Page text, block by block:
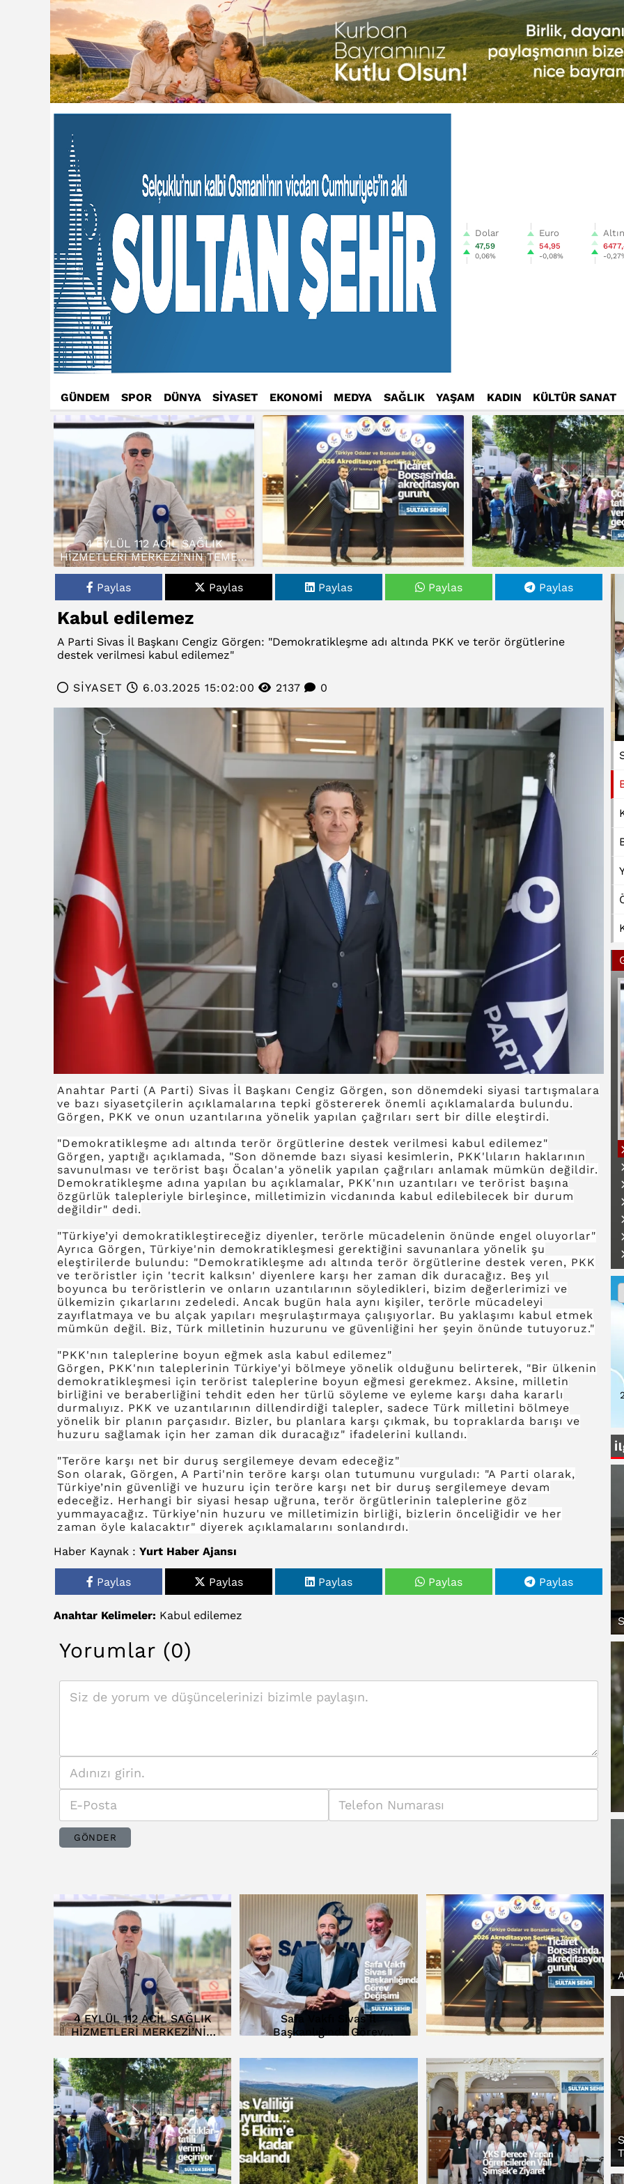
Dolar
47,59
0,06%
Euro
54,95
-0,08%
Altın
-
GÜNDEM SPOR DÜNYA SİYASET EKONOMİ MEDYA SAĞLIK YAŞAM KADIN KÜLTÜR SANAT
4 EYLÜL 112 ACİL SAĞLIK
HİZMETLERİ MERKEZİ’NİN TEMELİ
ATILDI…
Paylas
Paylas Paylas Paylas Paylas
Kabul edilemez
A Parti Sivas İl Başkanı Cengiz Görgen: "Demokratikleşme adı altında PKK ve terör örgütlerine
destek verilmesi kabul edilemez"
SİYASET 6.03.2025 15:02:00 2137 0
Anahtar Parti (A Parti) Sivas İl Başkanı Cengiz Görgen, son dönemdeki siyasi tartışmalara
ve bazı siyasetçilerin açıklamalarına tepki göstererek önemli açıklamalarda bulundu.
Görgen, PKK ve onun uzantılarına yönelik yapılan çağrıları sert bir dille eleştirdi.
"Demokratikleşme adı altında terör örgütlerine destek verilmesi kabul edilemez"
Görgen, yaptığı açıklamada, "Son dönemde bazı siyasi kesimlerin, PKK'lıların haklarının
savunulması ve terörist başı Öcalan'a yönelik yapılan çağrıları anlamak mümkün değildir.
Demokratikleşme adına yapılan bu açıklamalar, PKK'nın uzantıları ve terörist başına
özgürlük talepleriyle birleşince, milletimizin vicdanında kabul edilebilecek bir durum
değildir" dedi.
"Türkiye’yi demokratikleştireceğiz diyenler, terörle mücadelenin önünde engel oluyorlar"
Ayrıca Görgen, Türkiye'nin demokratikleşmesi gerektiğini savunanlara yönelik şu
eleştirilerde bulundu: "Demokratikleşme adı altında terör örgütlerine destek veren, PKK
ve teröristler için 'tecrit kalksın' diyenlere karşı her zaman dik duracağız. Beş yıl
boyunca bu teröristlerin ve onların uzantılarının söyledikleri, bizim değerlerimizi ve
ülkemizin çıkarlarını zedeledi. Ancak bugün hala aynı kişiler, terörle mücadeleyi
zayıflatmaya ve bu alçak yapıları meşrulaştırmaya çalışıyorlar. Bu yaklaşımı kabul etmek
mümkün değil. Biz, Türk milletinin huzurunu ve güvenliğini her şeyin önünde tutuyoruz."
"PKK'nın taleplerine boyun eğmek asla kabul edilemez"
Görgen, PKK'nın taleplerinin Türkiye'yi bölmeye yönelik olduğunu belirterek, "Bir ülkenin
demokratikleşmesi için terörist taleplerine boyun eğmesi gerekmez. Aksine, milletin
birliğini ve beraberliğini tehdit eden her türlü söyleme ve eyleme karşı daha kararlı
durmalıyız. PKK ve uzantılarının dillendirdiği talepler, sadece Türk milletini bölmeye
yönelik bir planın parçasıdır. Bizler, bu planlara karşı çıkmak, bu topraklarda barışı ve
huzuru sağlamak için her zaman dik duracağız" ifadelerini kullandı.
"Teröre karşı net bir duruş sergilemeye devam edeceğiz"
Son olarak, Görgen, A Parti'nin teröre karşı olan tutumunu vurguladı: "A Parti olarak,
Türkiye’nin güvenliği ve huzuru için teröre karşı net bir duruş sergilemeye devam
edeceğiz. Herhangi bir siyasi hesap uğruna, terör örgütlerinin taleplerine göz
yummayacağız. Türkiye'nin huzuru ve milletimizin birliği, bizlerin önceliğidir ve her
zaman öyle kalacaktır" diyerek açıklamalarını sonlandırdı.
Haber Kaynak : Yurt Haber Ajansı
Paylas Paylas Paylas Paylas Paylas
Anahtar Kelimeler: Kabul edilemez
Yorumlar (0)
GÖNDER
4 EYLÜL 112 ACİL SAĞLIK
HİZMETLERİ MERKEZİ’NİN
Safa Vakfı Sivas İl
Başkanlığında Görev